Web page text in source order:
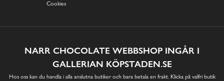
Cookies
NARR CHOCOLATE WEBBSHOP INGÅR I
GALLERIAN KÖPSTADEN.SE
Hos oss kan du handla i alla anslutna butiker och bara betala en frakt. Klicka på valfri butik